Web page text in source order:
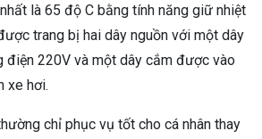
là 65 độ C bằng tính năng giữ nhiệt
trang bị hai dây nguồn với một dây
điện 220V và một dây cắm được vào
xe hơi.
chỉ phục vụ tốt cho cá nhân thay